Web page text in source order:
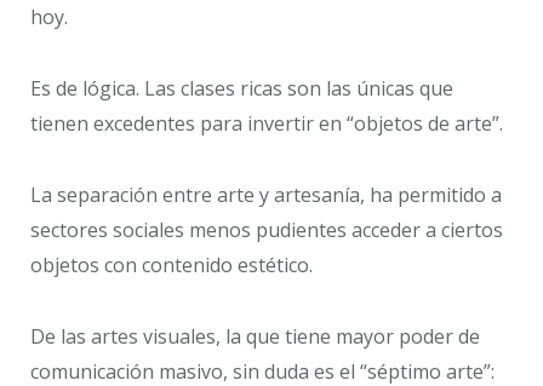
hoy.
Es de lógica. Las clases ricas son las únicas que
tienen excedentes para invertir en “objetos de arte”.
La separación entre arte y artesanía, ha permitido a
sectores sociales menos pudientes acceder a ciertos
objetos con contenido estético.
De las artes visuales, la que tiene mayor poder de
comunicación masivo, sin duda es el “séptimo arte”: